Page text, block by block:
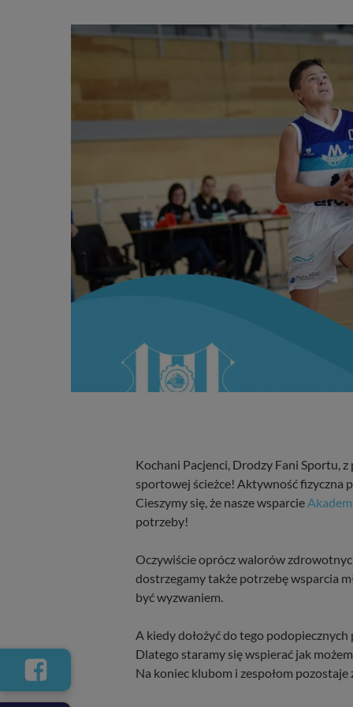
Kochani Pacjenci, Drodzy Fani Sportu,
sportowej ścieżce! Aktywność fizyczna
Cieszymy się, że nasze wsparcie
potrzeby!
Oczywiście oprócz walorów
dostrzegamy także potrzebę wsparcia
być wyzwaniem.
A kiedy dołożyć do tego
Dlatego staramy się wspierać jak
Na koniec klubom i zespołom